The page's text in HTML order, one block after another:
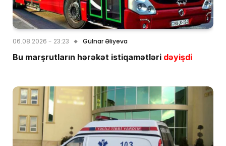
06.08.2026 - 23:23 Gülnar Əliyeva
Bu marşrutların hərəkət istiqamətləri dəyişdi